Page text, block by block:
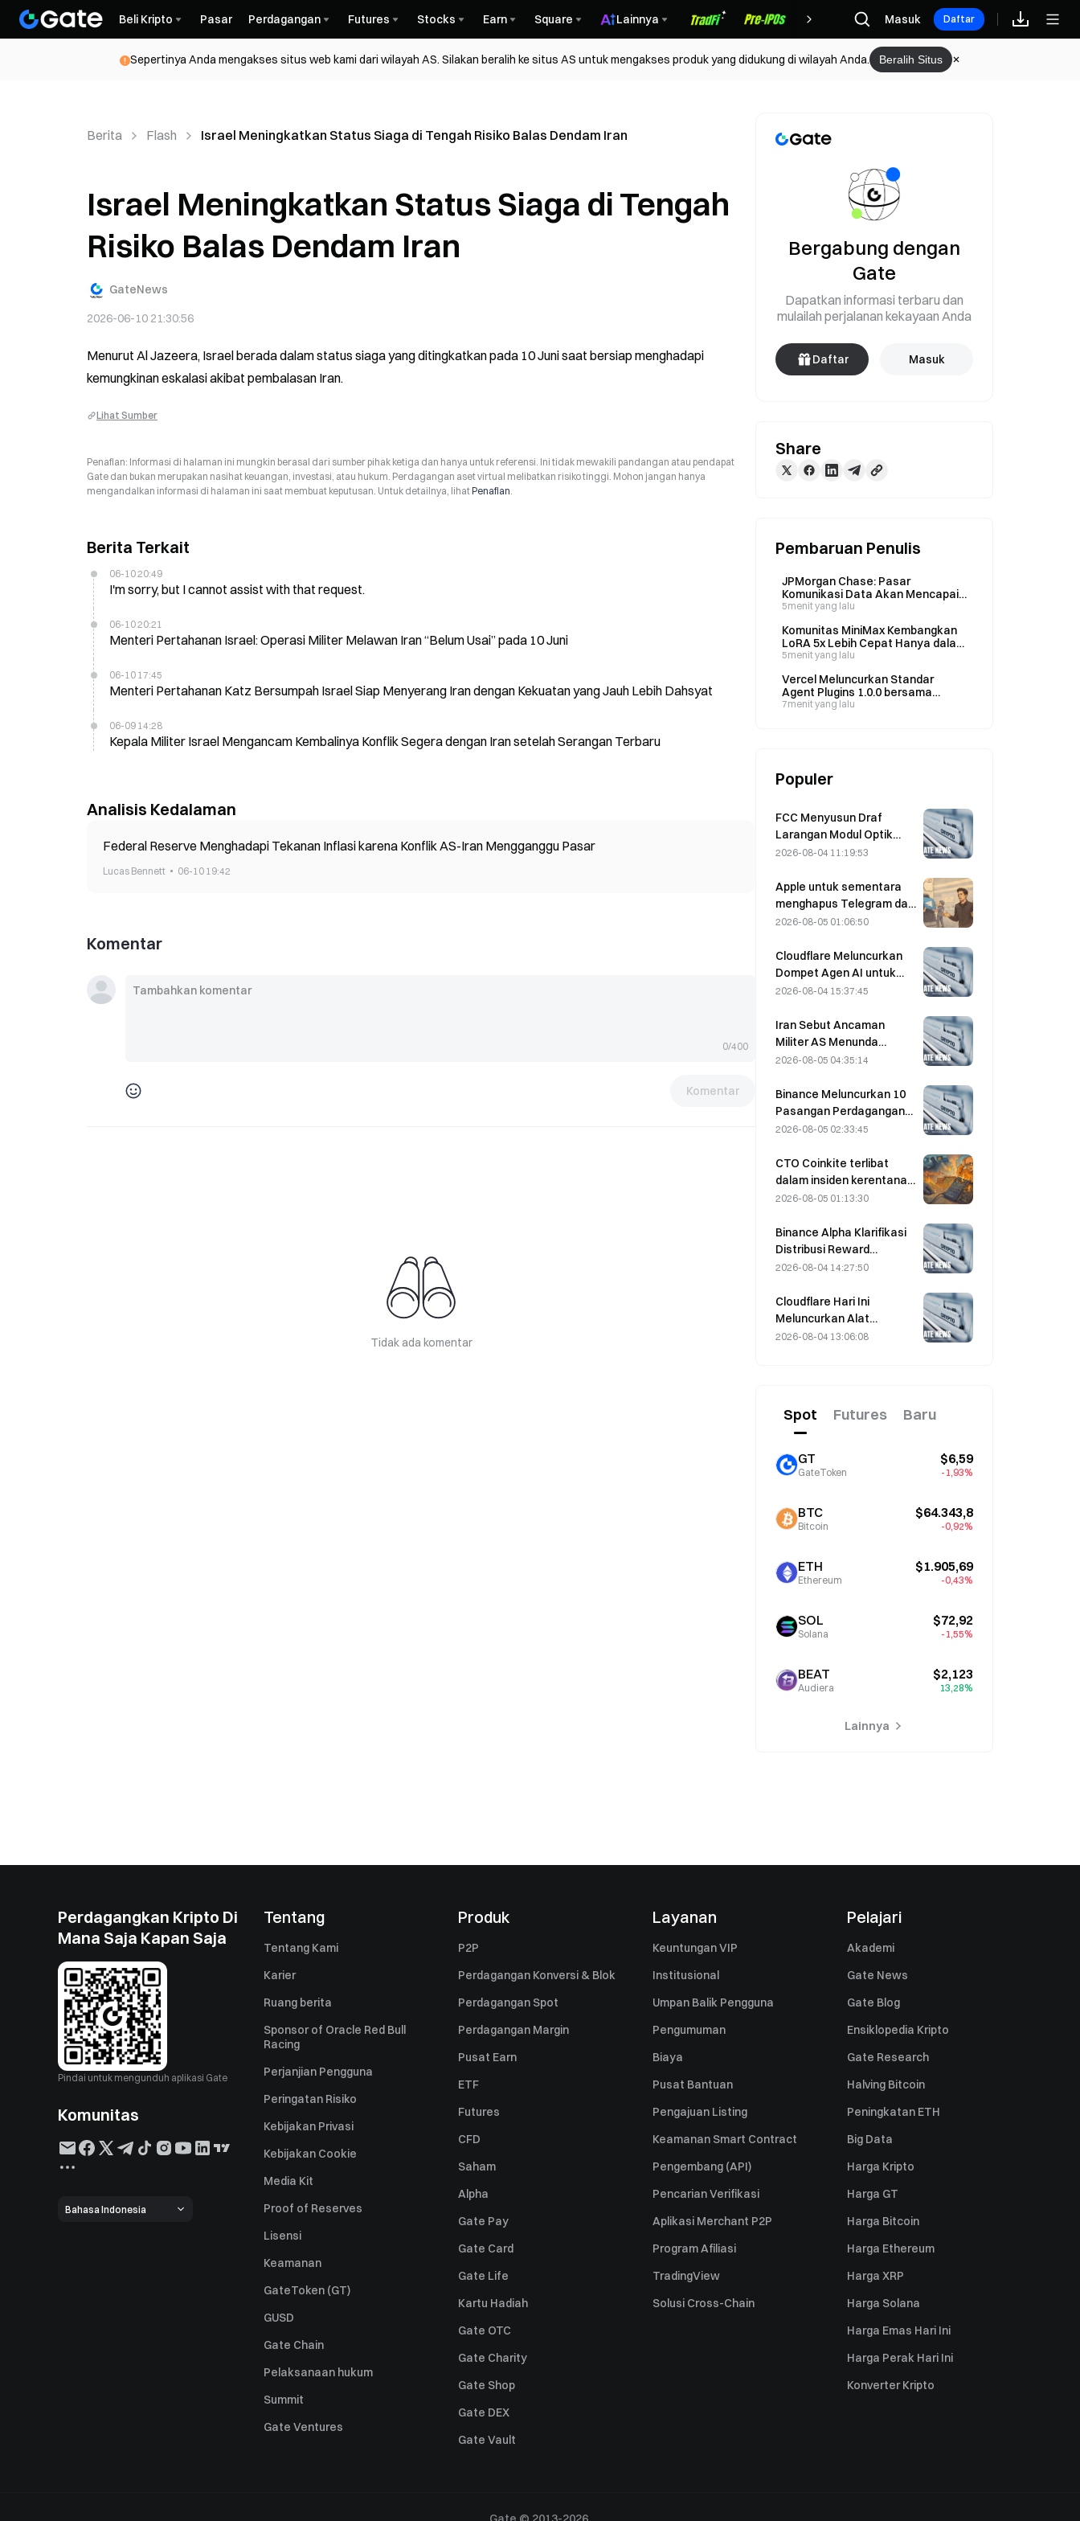
Beli Kripto Pasar Perdagangan Futures Stocks Earn Square Lainnya HadiahMasuk Daftar
Sepertinya Anda mengakses situs web kami dari wilayah AS. Silakan beralih ke situs AS untuk mengakses produk yang didukung di wilayah Anda. Beralih Situs
Berita Flash Israel Meningkatkan Status Siaga di Tengah Risiko Balas Dendam Iran
Israel Meningkatkan Status Siaga di Tengah
Risiko Balas Dendam Iran
GateNews
2026-06-10 21:30:56
Menurut Al Jazeera, Israel berada dalam status siaga yang ditingkatkan pada 10 Juni saat bersiap menghadapi
kemungkinan eskalasi akibat pembalasan Iran.
Lihat Sumber
Penafian: Informasi di halaman ini mungkin berasal dari sumber pihak ketiga dan hanya untuk referensi. Ini tidak mewakili pandangan atau pendapat
Gate dan bukan merupakan nasihat keuangan, investasi, atau hukum. Perdagangan aset virtual melibatkan risiko tinggi. Mohon jangan hanya
mengandalkan informasi di halaman ini saat membuat keputusan. Untuk detailnya, lihatPenafian.
Berita Terkait
06-10 20:49
I'm sorry, but I cannot assist with that request.
06-10 20:21
Menteri Pertahanan Israel: Operasi Militer Melawan Iran “Belum Usai” pada 10 Juni
06-10 17:45
Menteri Pertahanan Katz Bersumpah Israel Siap Menyerang Iran dengan Kekuatan yang Jauh Lebih Dahsyat
06-09 14:28
Kepala Militer Israel Mengancam Kembalinya Konflik Segera dengan Iran setelah Serangan Terbaru
Analisis Kedalaman
Federal Reserve Menghadapi Tekanan Inflasi karena Konflik AS-Iran Mengganggu Pasar
Lucas Bennett 06-10 19:42
Komentar
0/400
Komentar
Tidak ada komentar
Bergabung dengan
Gate
Dapatkan informasi terbaru dan
mulailah perjalanan kekayaan Anda
Daftar Masuk
Share
Pembaruan Penulis
JPMorgan Chase: Pasar
Komunikasi Data Akan Mencapai
$70B pada 2030 dengan CAGR
Pangsa Pasar 25%
5menit yang lalu
Komunitas MiniMax Kembangkan
LoRA 5x Lebih Cepat Hanya dalam
4 Hari setelah Dirilis sebagai
5menit yang lalu
Vercel Meluncurkan Standar
Agent Plugins 1.0.0 bersama
OpenAI, Microsoft, dan Cursor
7menit yang lalu
Populer
FCC Menyusun Draf
Larangan Modul Optik
Pusat Data dari Tiongkok;
Terdampak pada 27%
Pangsa Pasarnya
2026-08-04 11:19:53
Apple untuk sementara
menghapus Telegram dari
platformnya terkait
membantahnya dan
mengatakan bahwa
Telegram mengalami
2026-08-05 01:06:50
Cloudflare Meluncurkan
Dompet Agen AI untuk
Memungkinkan
Otonom pada 4 Agustus
2026-08-04 15:37:45
Iran Sebut Ancaman
Militer AS Menunda
Kesepakatan Terkait
Oman pada 5 Agustus
2026-08-05 04:35:14
Binance Meluncurkan 10
Pasangan Perdagangan
bStocks Hari Ini Pukul
Menawarkan Biaya Maker
Nol
2026-08-05 02:33:45
CTO Coinkite terlibat
dalam insiden kerentanan
Coldcard yang memicu
serangan dan
mengakibatkan kerugian
sebesar US$114 juta.
2026-08-05 01:13:30
Binance Alpha Klarifikasi
Distribusi Reward
MarsCoin: Reward
Pemegang Dompet,
Pengguna CEX
Mendapatkan SPCXB
2026-08-04 14:27:50
Cloudflare Hari Ini
Meluncurkan Alat
Identitas dan Dompet
2026-08-04 13:06:08
Spot Futures Baru
GT
GateToken
$6,59
-1,93%
BTC
Bitcoin
$64.343,8
-0,92%
ETH
Ethereum
$1.905,69
-0,43%
SOL
Solana
$72,92
-1,55%
BEAT
Audiera
$2,123
13,28%
Lainnya
Perdagangkan Kripto Di
Mana Saja Kapan Saja
Pindai untuk mengunduh aplikasi Gate
Komunitas
Bahasa Indonesia
Tentang
Tentang Kami
Karier
Ruang berita
Sponsor of Oracle Red Bull
Racing
Perjanjian Pengguna
Peringatan Risiko
Kebijakan Privasi
Kebijakan Cookie
Media Kit
Proof of Reserves
Lisensi
Keamanan
GateToken (GT)
GUSD
Gate Chain
Pelaksanaan hukum
Summit
Gate Ventures
Produk
P2P
Perdagangan Konversi & Blok
Perdagangan Spot
Perdagangan Margin
Pusat Earn
ETF
Futures
CFD
Saham
Alpha
Gate Pay
Gate Card
Gate Life
Kartu Hadiah
Gate OTC
Gate Charity
Gate Shop
Gate DEX
Gate Vault
Layanan
Keuntungan VIP
Institusional
Umpan Balik Pengguna
Pengumuman
Biaya
Pusat Bantuan
Pengajuan Listing
Keamanan Smart Contract
Pengembang (API)
Pencarian Verifikasi
Aplikasi Merchant P2P
Program Afiliasi
TradingView
Solusi Cross-Chain
Pelajari
Akademi
Gate News
Gate Blog
Ensiklopedia Kripto
Gate Research
Halving Bitcoin
Peningkatan ETH
Big Data
Harga Kripto
Harga GT
Harga Bitcoin
Harga Ethereum
Harga XRP
Harga Solana
Harga Emas Hari Ini
Harga Perak Hari Ini
Konverter Kripto